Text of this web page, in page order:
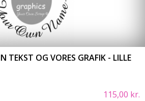
TEKST OG VORES GRAFIK - LILLE
115,00 kr.